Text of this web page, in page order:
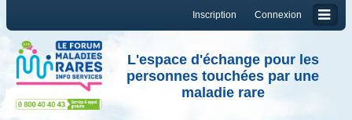
Connexion
Inscription
L'espace d'échange pour les
personnes touchées par une
maladie rare